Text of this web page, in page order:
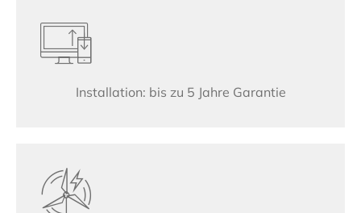
Installation: bis zu 5 Jahre Garantie